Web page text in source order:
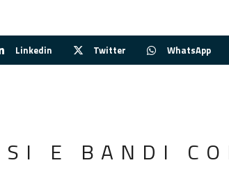
Linkedin Twitter WhatsApp
E BANDI